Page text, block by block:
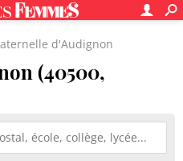
d'Audignon
(40500,